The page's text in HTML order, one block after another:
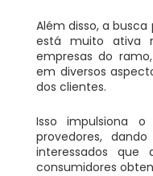
Além disso, a
está muito ativa
empresas do
em diversos
dos clientes.
Isso impulsiona o
provedores,
interessados que
consumidores